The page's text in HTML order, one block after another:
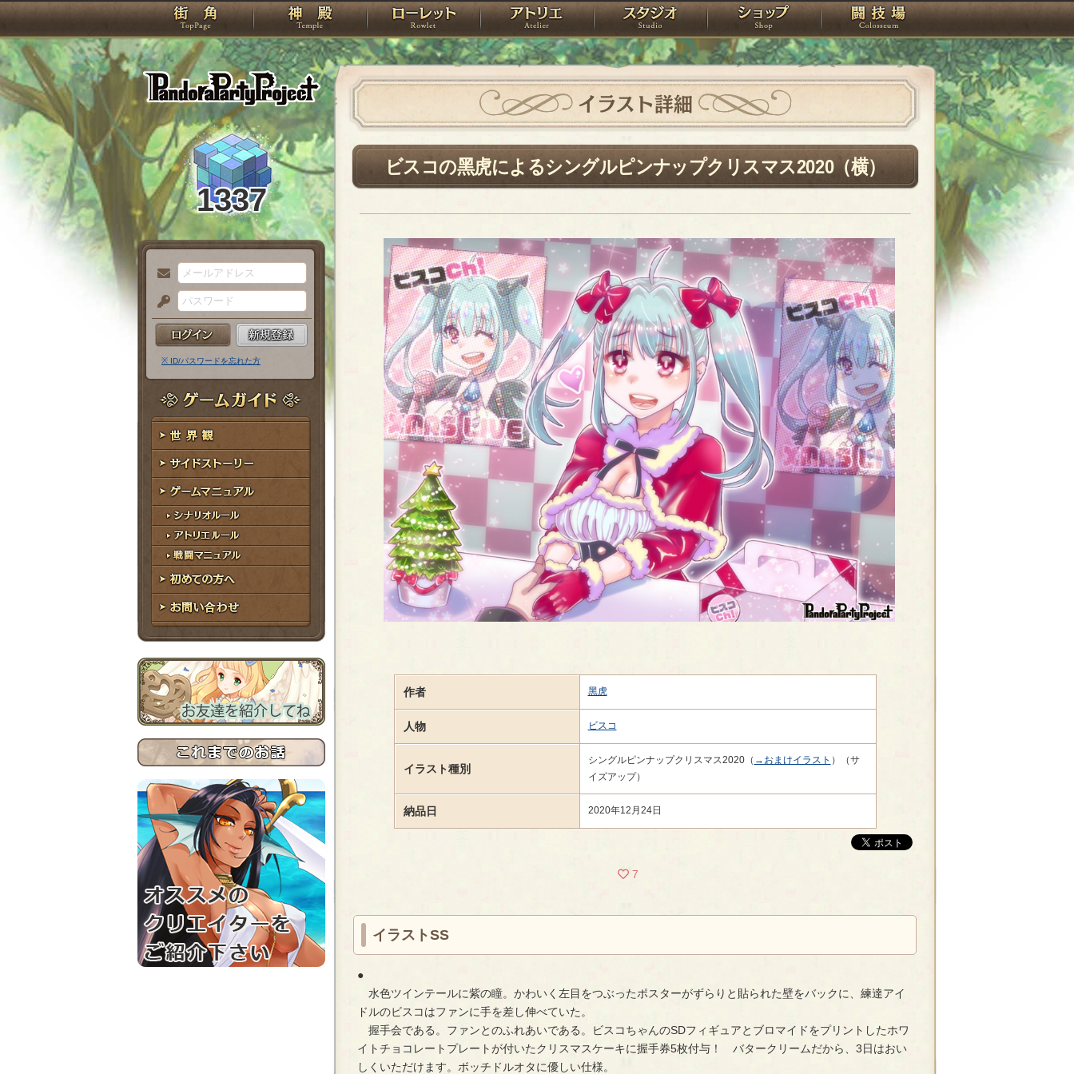
PandoraPartyProject
TOP 神殿 ローレット アトリエ スタジオ ショップ 闘技場
1337
メ
ー
ル
ア
ド
レ
ス
パ
ス
ー
ド
※ ID/パスワードを忘れた方
ゲームガイド
世界観
サイドストーリー
ゲームマニュアル
シナリオルール
アトリエルール
戦闘マニュアル
初めての方へ
お問い合わせ
イラスト詳細
ビスコの黑虎によるシングルピンナップクリスマス2020（横）
作者 黑虎
人物 ビスコ
イラスト種別
シングルピンナップクリスマス2020（ →おまけイラスト ）（サ
イズアップ）
納品日 2020年12月24日
7
イラストSS
●
水色ツインテールに紫の瞳。かわいく左目をつぶったポスターがずらりと貼られた壁をバックに、練達アイ
ドルのビスコはファンに手を差し伸べていた。
握手会である。ファンとのふれあいである。ビスコちゃんのSDフィギュアとブロマイドをプリントしたホワ
イトチョコレートプレートが付いたクリスマスケーキに握手券5枚付与！ バタークリームだから、3日はおい
しくいただけます。ボッチドルオタに優しい仕様。